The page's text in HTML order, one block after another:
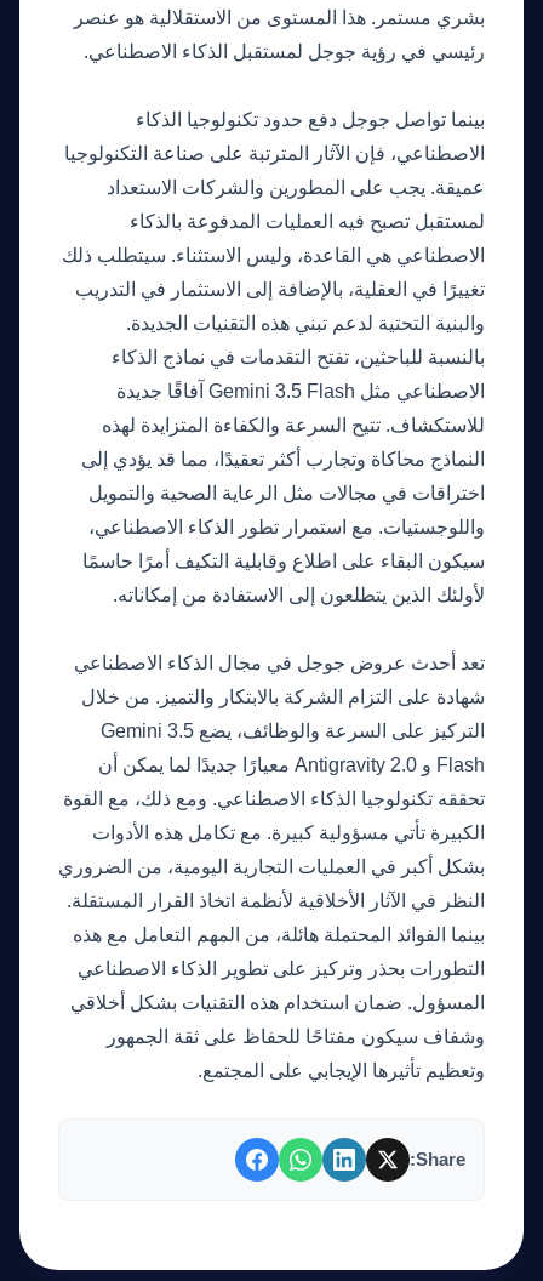
بشري مستمر. هذا المستوى من الاستقلالية هو عنصر
رئيسي في رؤية جوجل لمستقبل الذكاء الاصطناعي.
بينما تواصل جوجل دفع حدود تكنولوجيا الذكاء
الاصطناعي، فإن الآثار المترتبة على صناعة التكنولوجيا
عميقة. يجب على المطورين والشركات الاستعداد
لمستقبل تصبح فيه العمليات المدفوعة بالذكاء
الاصطناعي هي القاعدة، وليس الاستثناء. سيتطلب ذلك
تغييرًا في العقلية، بالإضافة إلى الاستثمار في التدريب
والبنية التحتية لدعم تبني هذه التقنيات الجديدة.
بالنسبة للباحثين، تفتح التقدمات في نماذج الذكاء
الاصطناعي مثل Gemini 3.5 Flash آفاقًا جديدة
للاستكشاف. تتيح السرعة والكفاءة المتزايدة لهذه
النماذج محاكاة وتجارب أكثر تعقيدًا، مما قد يؤدي إلى
اختراقات في مجالات مثل الرعاية الصحية والتمويل
واللوجستيات. مع استمرار تطور الذكاء الاصطناعي،
سيكون البقاء على اطلاع وقابلية التكيف أمرًا حاسمًا
لأولئك الذين يتطلعون إلى الاستفادة من إمكاناته.
تعد أحدث عروض جوجل في مجال الذكاء الاصطناعي
شهادة على التزام الشركة بالابتكار والتميز. من خلال
التركيز على السرعة والوظائف، يضع Gemini 3.5
Flash و Antigravity 2.0 معيارًا جديدًا لما يمكن أن
تحققه تكنولوجيا الذكاء الاصطناعي. ومع ذلك، مع القوة
الكبيرة تأتي مسؤولية كبيرة. مع تكامل هذه الأدوات
بشكل أكبر في العمليات التجارية اليومية، من الضروري
النظر في الآثار الأخلاقية لأنظمة اتخاذ القرار المستقلة.
بينما الفوائد المحتملة هائلة، من المهم التعامل مع هذه
التطورات بحذر وتركيز على تطوير الذكاء الاصطناعي
المسؤول. ضمان استخدام هذه التقنيات بشكل أخلاقي
وشفاف سيكون مفتاحًا للحفاظ على ثقة الجمهور
وتعظيم تأثيرها الإيجابي على المجتمع.
Share: